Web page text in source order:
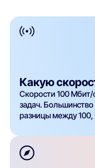
Какую
Скорости 100 Мбит/
задач. Большинство
разницы между